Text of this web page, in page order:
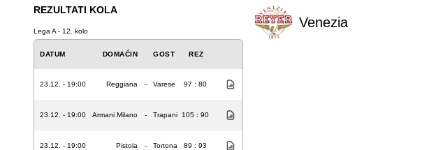
REZULTATI KOLA
Lega A - 12. kolo
DATUM DOMAĆIN GOST REZ
23.12. - 19:00 Reggiana - Varese 97 : 80
23.12. - 19:00 Armani Milano - Trapani 105 : 90
23.12. - 19:00 Pistoia - Tortona 89 : 93
Venezia